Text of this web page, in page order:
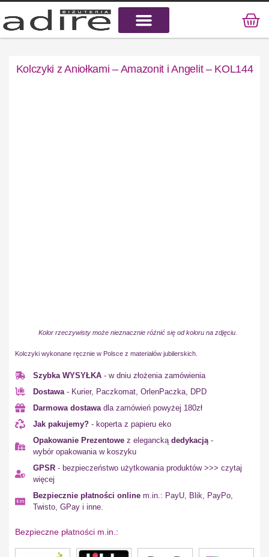
Kolczyki z Aniołkami – Amazonit i Angelit – KOL144
Kolor rzeczywisty może nieznacznie różnić się od koloru na zdjęciu.
Kolczyki wykonane ręcznie w Polsce z materiałów jubilerskich.
Szybka WYSYŁKA - w dniu złożenia zamówienia
Dostawa- Kurier, Paczkomat, OrlenPaczka, DPD
Darmowa dostawadla zamówień powyżej 180zł
Jak pakujemy? - koperta z papieru eko
Opakowanie Prezentowe z eleganckądedykacją-
wybór opakowania w koszyku
GPSR - bezpieczeństwo użytkowania produktów >>> czytaj
więcej
Bezpiecznie płatności online m.in.: PayU, Blik, PayPo,
Twisto, GPay i inne.
Bezpieczne płatności m.in.: